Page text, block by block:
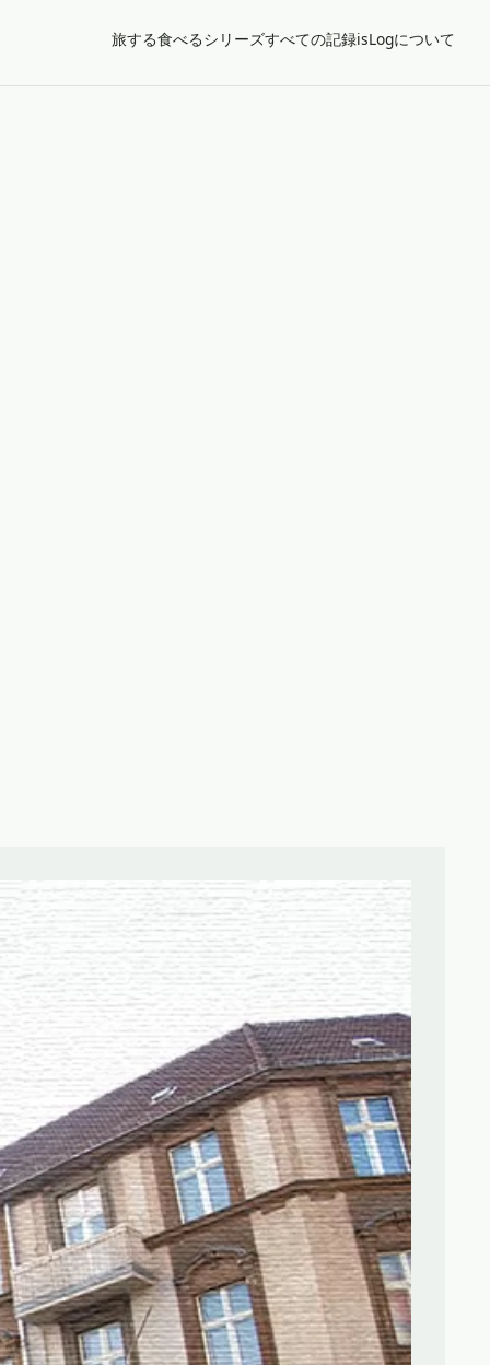
旅する食べるシリーズすべての記録isLogについて